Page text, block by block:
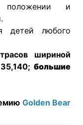
положении и
детей любого
шириной
большие
Golden Bear